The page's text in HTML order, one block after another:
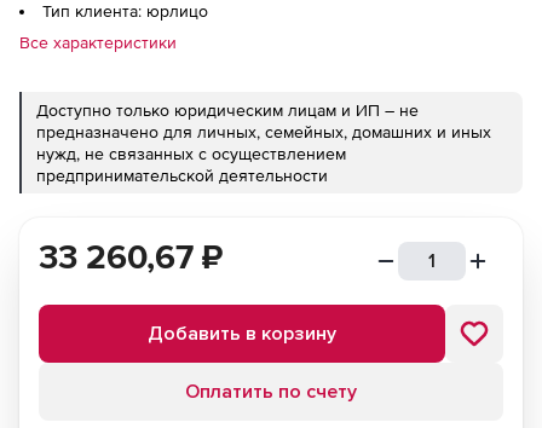
Тип клиента: юрлицо
Все характеристики
Доступно только юридическим лицам и ИП – не
предназначено для личных, семейных, домашних и иных
нужд, не связанных с осуществлением
предпринимательской деятельности
33 260,67 ₽
Добавить в корзину
Оплатить по счету